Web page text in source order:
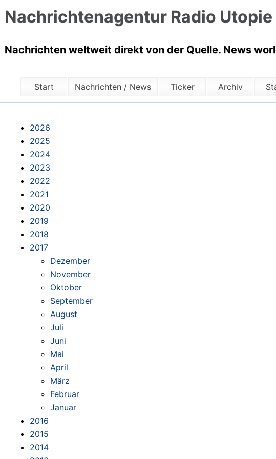
Nachrichtenagentur Radio Utopie
Nachrichten weltweit direkt von der Quelle. News
Start Nachrichten / News Ticker Archiv
2026
2025
2024
2023
2022
2021
2020
2019
2018
2017
Dezember
November
Oktober
September
August
Juli
Juni
Mai
April
März
Februar
Januar
2016
2015
2014